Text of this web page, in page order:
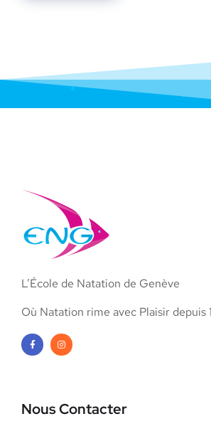
L’École de Natation de Genève
Où Natation rime avec Plaisir depuis
Nous Contacter